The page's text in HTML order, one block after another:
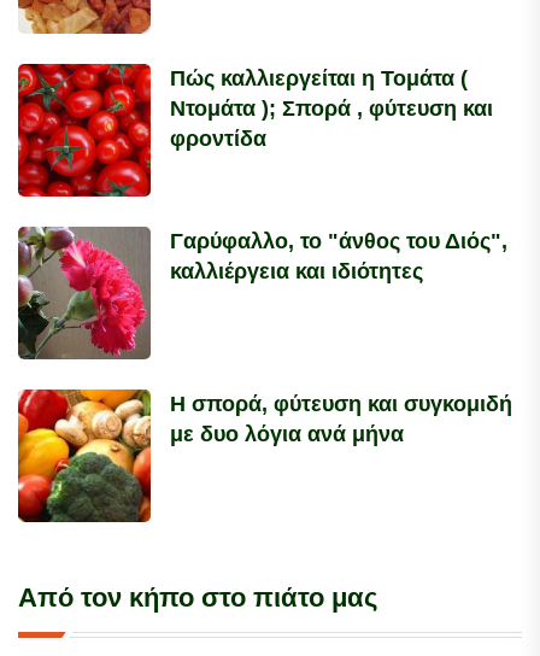
Πώς καλλιεργείται η Τομάτα (
Ντομάτα ); Σπορά , φύτευση και
φροντίδα
Γαρύφαλλο, το "άνθος του Διός",
καλλιέργεια και ιδιότητες
Η σπορά, φύτευση και συγκομιδή
με δυο λόγια ανά μήνα
Από τον κήπο στο πιάτο μας